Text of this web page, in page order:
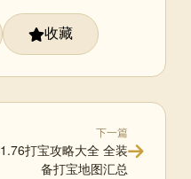
收藏
下一篇
1.76打宝攻略大全 全装
备打宝地图汇总